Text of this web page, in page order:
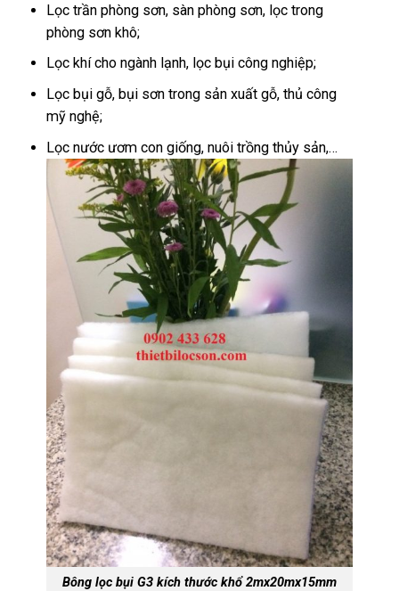
Lọc trần phòng sơn, sàn phòng sơn, lọc trong
phòng sơn khô;
Lọc khí cho ngành lạnh, lọc bụi công nghiệp;
Lọc bụi gỗ, bụi sơn trong sản xuất gỗ, thủ công
mỹ nghệ;
Lọc nước ươm con giống, nuôi trồng thủy sản,…
Bông lọc bụi G3 kích thước khổ 2mx20mx15mm